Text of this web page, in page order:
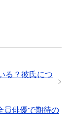
る？彼氏につ
員俳優で期待の